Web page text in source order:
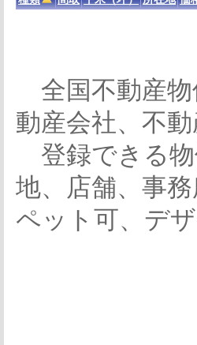
全国不動産物
動産会社、不
登録できる物
地、店舗、事
ペット可、デ